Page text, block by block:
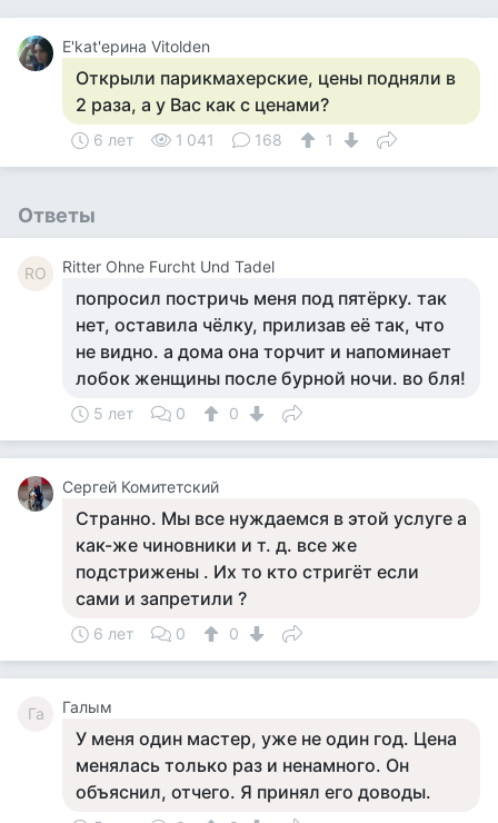
Е'kat'ерина Vitolden
Открыли парикмахерские, цены подняли в
2 раза, а у Вас как с ценами?
6 лет 1 041 168 1
Ответы
RO Ritter Ohne Furcht Und Tadel
попросил постричь меня под пятёрку. так
нет, оставила чёлку, прилизав её так, что
не видно. а дома она торчит и напоминает
лобок женщины после бурной ночи. во бля!
5 лет 0 0
Сергей Комитетский
Странно. Мы все нуждаемся в этой услуге а
как-же чиновники и т. д. все же
подстрижены . Их то кто стригёт если
сами и запретили ?
6 лет 0 0
Га Галым
У меня один мастер, уже не один год. Цена
менялась только раз и ненамного. Он
объяснил, отчего. Я принял его доводы.